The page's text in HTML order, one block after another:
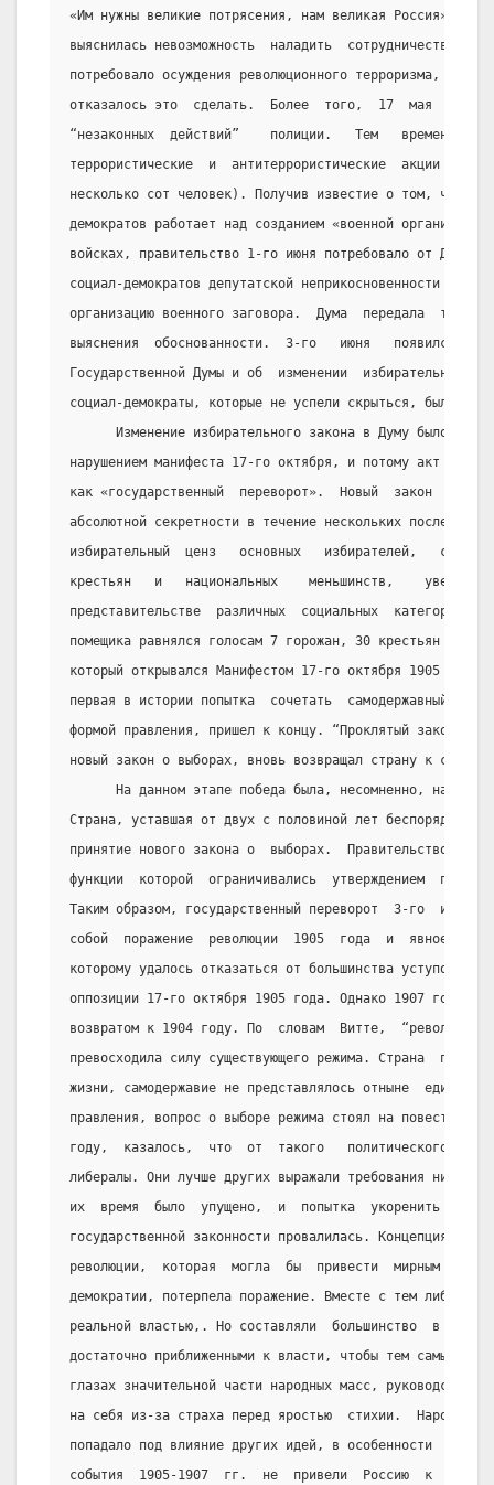
«Им нужны великие потрясения, нам великая Россия».
выяснилась невозможность  наладить  сотрудничество  с
потребовало осуждения революционного терроризма,  но
отказалось это  сделать.  Более  того,  17  мая  Дума
“незаконных  действий”    полиции.   Тем   временем
террористические  и  антитеррористические  акции
несколько сот человек). Получив известие о том, что
демократов работает над созданием «военной
войсках, правительство 1-го июня потребовало от Думы
социал-демократов депутатской неприкосновенности и
организацию военного заговора.  Дума  передала
выяснения  обоснованности.  3-го   июня   появился
Государственной Думы и об  изменении  избирательного
социал-демократы, которые не успели скрыться, были
Изменение избирательного закона в Думу было
нарушением манифеста 17-го октября, и потому акт  3-
как «государственный  переворот».  Новый  закон
абсолютной секретности в течение нескольких последних
избирательный  ценз   основных   избирателей,
крестьян   и   национальных    меньшинств,
представительстве  различных  социальных  категорий.
помещика равнялся голосам 7 горожан, 30 крестьян
который открывался Манифестом 17-го октября 1905
первая в истории попытка  сочетать  самодержавный
формой правления, пришел к концу. “Проклятый закон”,
новый закон о выборах, вновь возвращал страну к
На данном этапе победа была, несомненно, на
Страна, уставшая от двух с половиной лет беспорядков,
принятие нового закона о  выборах.  Правительство
функции  которой  ограничивались  утверждением
Таким образом, государственный переворот  3-го  июня
собой  поражение  революции  1905  года  и  явное
которому удалось отказаться от большинства уступок,
оппозиции 17-го октября 1905 года. Однако 1907 год
возвратом к 1904 году. По  словам  Витте,
превосходила силу существующего режима. Страна
жизни, самодержавие не представлялось отныне
правления, вопрос о выборе режима стоял на повестке
году,  казалось,  что  от  такого   политического
либералы. Они лучше других выражали требования
их  время  было  упущено,  и  попытка  укоренить
государственной законности провалилась. Концепция
революции,  которая  могла  бы  привести  мирным
демократии, потерпела поражение. Вместе с тем
реальной властью,. Но составляли  большинство  в
достаточно приближенными к власти, чтобы тем самым
глазах значительной части народных масс, руководство
на себя из-за страха перед яростью  стихии.  Народное
попадало под влияние других идей, в особенности
события  1905-1907  гг.  не  привели  Россию  к